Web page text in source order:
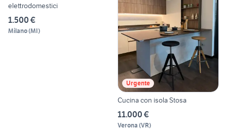
elettrodomestici
1.500 €
Milano(MI)
Urgente
Cucina con isola Stosa
11.000 €
Verona (VR)